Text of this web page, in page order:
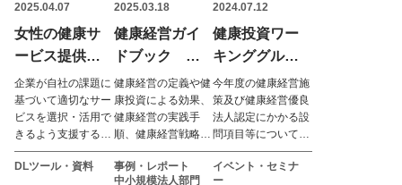
2025.04.07
女性の健康サ
ービス提供企
業リスト
企業が⾃社の課題に
基づいて適切なサー
ビスを選択・活用で
きるよう支援するた
めの「サービス提供
企業」のリストで
DLツール・資料
2025.03.18
健康経営ガイ
ドブック 健
康経営優良法
人認定事務局
編
健康経営の定義や健
康投資による効果、
健康経営の実践手
順、健康経営戦略マ
ップの作成方法、健
康経営に関する情報
事例・レポート
中小規模法人部門
2024.07.12
健康投資ワー
キンググルー
プ 第12回
7/23開催
（当日のみ
可）
今年度の健康経営施
策及び健康経営優良
法人認定にかかる設
問項目等について審
議を行います。資料
及び視聴用URLは前
イベント・セミナ
ー